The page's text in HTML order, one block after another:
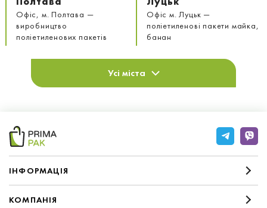
Офіс, м. Полтава —
виробництво
поліетиленових пакетів
Офіс м. Луцьк —
поліетиленові пакети майка,
банан
Усі міста
IНФОРМАЦIЯ
КОМПАНIЯ